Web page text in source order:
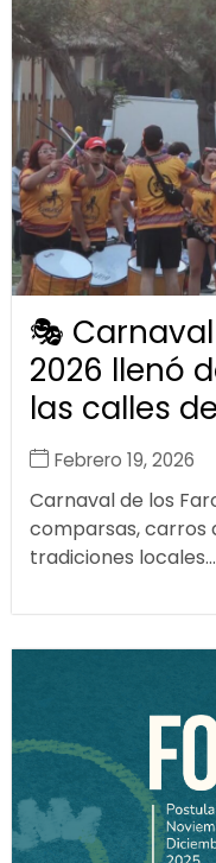
🎭
2026 llenó
las calles de
Febrero 19, 2026
Carnaval de los
comparsas, carros
tradiciones locales...